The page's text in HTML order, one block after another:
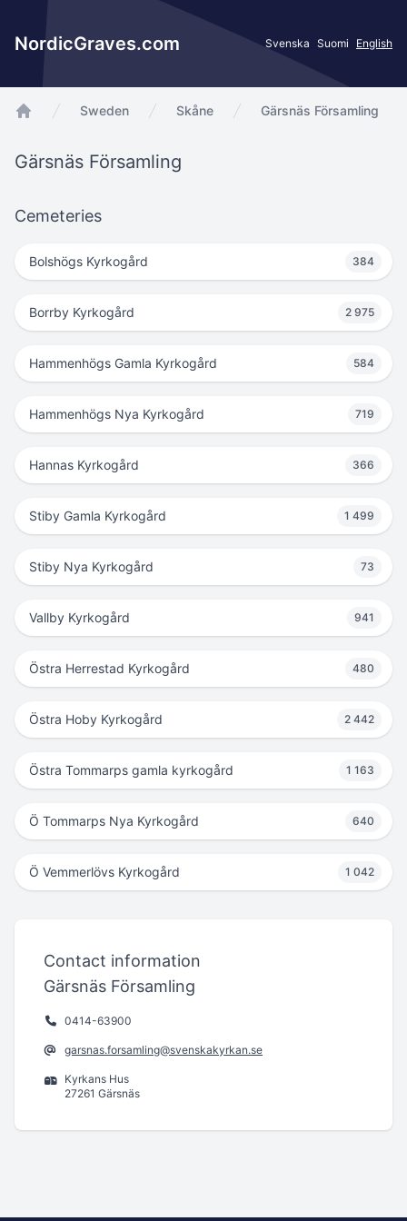
NordicGraves.com Svenska Suomi English
Sweden Skåne Gärsnäs Församling
Gärsnäs Församling
Cemeteries
Bolshögs Kyrkogård 384
Borrby Kyrkogård 2 975
Hammenhögs Gamla Kyrkogård 584
Hammenhögs Nya Kyrkogård 719
Hannas Kyrkogård 366
Stiby Gamla Kyrkogård 1 499
Stiby Nya Kyrkogård 73
Vallby Kyrkogård 941
Östra Herrestad Kyrkogård 480
Östra Hoby Kyrkogård 2 442
Östra Tommarps gamla kyrkogård 1 163
Ö Tommarps Nya Kyrkogård 640
Ö Vemmerlövs Kyrkogård 1 042
Contact information
Gärsnäs Församling
0414-63900
garsnas.forsamling@svenskakyrkan.se
Kyrkans Hus
27261 Gärsnäs